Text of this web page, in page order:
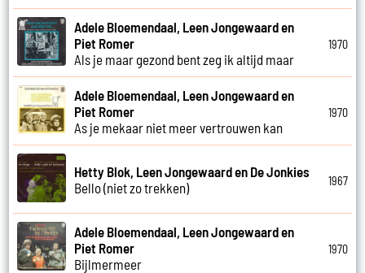
Adele Bloemendaal, Leen Jongewaard en
Piet Romer
Als je maar gezond bent zeg ik altijd maar
1970
Adele Bloemendaal, Leen Jongewaard en
Piet Romer
As je mekaar niet meer vertrouwen kan
1970
Hetty Blok, Leen Jongewaard en De Jonkies
Bello (niet zo trekken)
1967
Adele Bloemendaal, Leen Jongewaard en
Piet Romer
Bijlmermeer
1970